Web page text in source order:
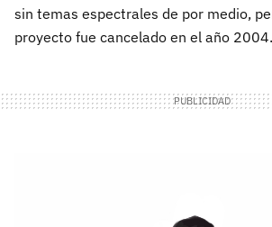
sin temas espectrales de por medio,
proyecto fue cancelado en el año 2004.